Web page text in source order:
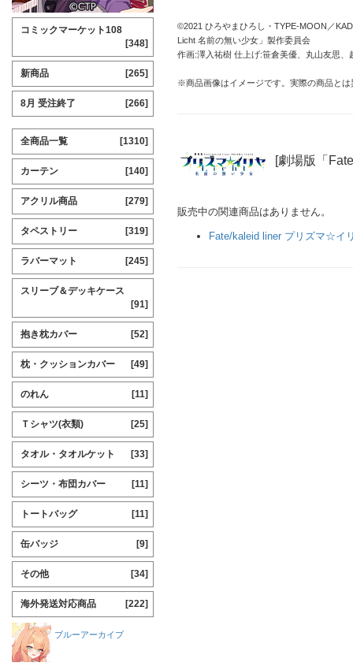
©2021 ひろやまひろし・TYPE-MOON／
Licht 名前の無い少女」製作委員会
作画:澤入祐樹 仕上げ:笹倉美優、丸山友思
※商品画像はイメージです。実際の商品と
[劇場版「
販売中の関連商品はありません。
Fate/kaleid liner プリズマ☆イ
コミックマーケット108
[348]
新商品 [265]
8月 受注終了 [266]
全商品一覧 [1310]
カーテン [140]
アクリル商品 [279]
タペストリー [319]
ラバーマット [245]
スリーブ＆デッキケース
[91]
抱き枕カバー [52]
枕・クッションカバー [49]
のれん [11]
Ｔシャツ(衣類) [25]
タオル・タオルケット [33]
シーツ・布団カバー [11]
トートバッグ [11]
缶バッジ [9]
その他 [34]
海外発送対応商品 [222]
ブルーアーカイブ